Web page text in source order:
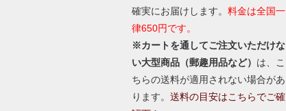
確実にお届けします。 料金は全国一
律650円です。
※カートを通してご注文いただけな
い大型商品（郵趣用品など） は、こ
ちらの送料が適用されない場合があ
ります。 送料の目安はこちらでご確